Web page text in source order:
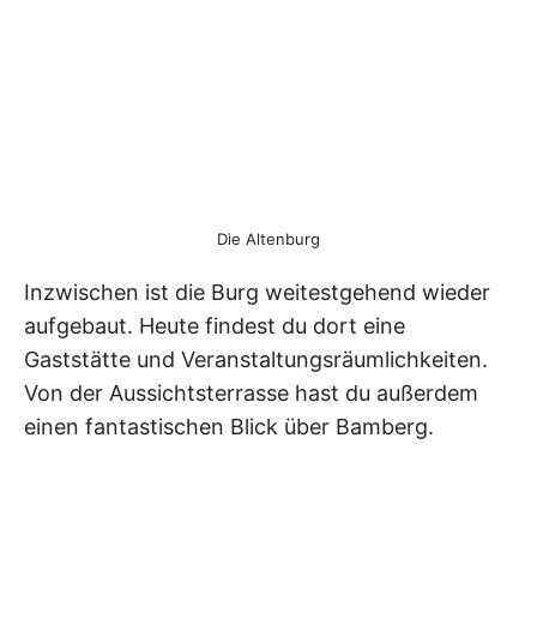
Die Altenburg
Inzwischen ist die Burg weitestgehend wieder
aufgebaut. Heute findest du dort eine
Gaststätte und Veranstaltungsräumlichkeiten.
Von der Aussichtsterrasse hast du außerdem
einen fantastischen Blick über Bamberg.